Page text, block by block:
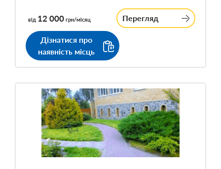
від 12 000 грн/місяц Перегляд
Дізнатися про
наявність місць